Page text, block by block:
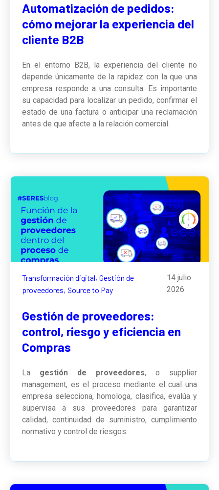
Automatización de pedidos:
cómo mejorar la experiencia del
cliente B2B
En el entorno B2B, la experiencia del cliente no
depende únicamente de la rapidez con la que una
empresa responde a una consulta. Es importante
su capacidad para localizar un pedido, confirmar el
estado de una factura o anticipar una reclamación
antes de que afecte a la relación comercial.
Transformación digital, Gestión de
proveedores, Source to Pay
14 julio
2026
Gestión de proveedores:
control, riesgo y eficiencia en
Compras
La gestión de proveedores, o supplier
management, es el proceso mediante el cual una
empresa selecciona, homologa, clasifica, evalúa y
supervisa a sus proveedores para garantizar
calidad, continuidad de suministro, cumplimiento
normativo y control de riesgos.